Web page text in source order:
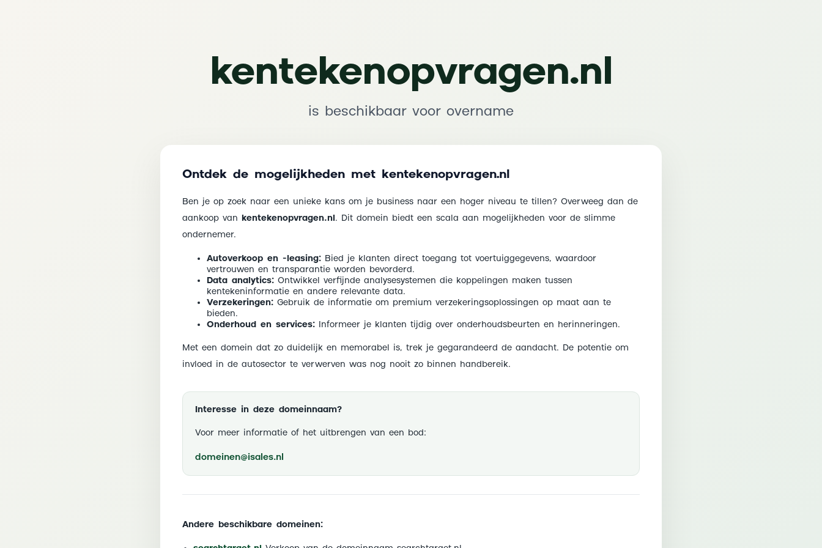
kentekenopvragen.nl
is beschikbaar voor overname
Ontdek de mogelijkheden met kentekenopvragen.nl
Ben je op zoek naar een unieke kans om je business naar een hoger niveau te tillen? Overweeg dan de
aankoop van
kentekenopvragen.nl . Dit domein biedt een scala aan mogelijkheden voor de slimme
ondernemer.
Autoverkoop en -leasing: Bied je klanten direct toegang tot voertuiggegevens, waardoor
vertrouwen en transparantie worden bevorderd.
Data analytics: Ontwikkel verfijnde analysesystemen die koppelingen maken tussen
kentekeninformatie en andere relevante data.
Verzekeringen: Gebruik de informatie om premium verzekeringsoplossingen op maat aan te
bieden.
Onderhoud en services: Informeer je klanten tijdig over onderhoudsbeurten en herinneringen.
Met een domein dat zo duidelijk en memorabel is, trek je gegarandeerd de aandacht. De potentie om
invloed in de autosector te verwerven was nog nooit zo binnen handbereik.
Interesse in deze domeinnaam?
Voor meer informatie of het uitbrengen van een bod:
domeinen@isales.nl
Andere beschikbare domeinen: